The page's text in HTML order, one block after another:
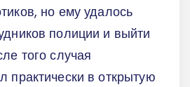
но ему удалось
полиции и выйти
того случая
практически в открытую